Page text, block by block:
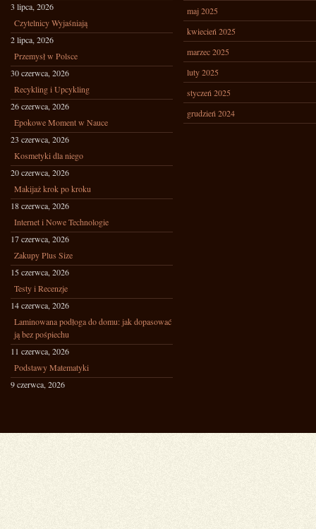
3 lipca, 2026
Czytelnicy Wyjaśniają
2 lipca, 2026
Przemysł w Polsce
30 czerwca, 2026
Recykling i Upcykling
26 czerwca, 2026
Epokowe Moment w Nauce
23 czerwca, 2026
Kosmetyki dla niego
20 czerwca, 2026
Makijaż krok po kroku
18 czerwca, 2026
Internet i Nowe Technologie
17 czerwca, 2026
Zakupy Plus Size
15 czerwca, 2026
Testy i Recenzje
14 czerwca, 2026
Laminowana podłoga do domu: jak dopasować
ją bez pośpiechu
11 czerwca, 2026
Podstawy Matematyki
9 czerwca, 2026
maj 2025
kwiecień 2025
marzec 2025
luty 2025
styczeń 2025
grudzień 2024